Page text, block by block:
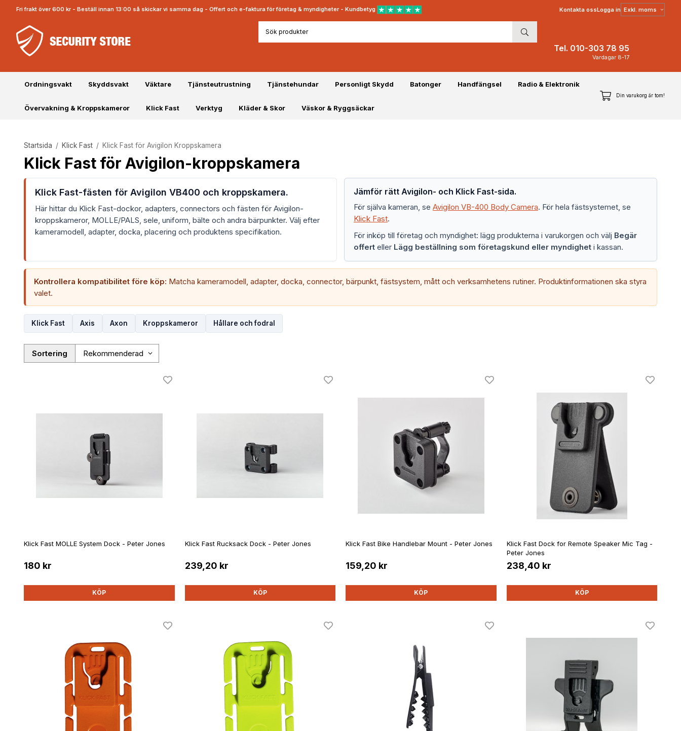
Fri frakt över 600 kr - Beställ innan 13:00 så skickar vi samma dag - Offert och e-faktura för företag & myndigheter - Kundbetyg Kontakta ossLogga in Välj
moms
Tel. 010-303 78 95
Vardagar 8-17
Ordningsvakt Skyddsvakt Väktare Tjänsteutrustning Tjänstehundar Personligt Skydd Batonger Handfängsel Radio & Elektronik
Övervakning & Kroppskameror Klick Fast Verktyg Kläder & Skor Väskor & Ryggsäckar
Din varukorg är tom!
Startsida / Klick Fast / Klick Fast för Avigilon Kroppskamera
Klick Fast för Avigilon-kroppskamera
Klick Fast-fästen för Avigilon VB400 och kroppskamera.
Här hittar du Klick Fast-dockor, adapters, connectors och fästen för Avigilon-
kroppskameror, MOLLE/PALS, sele, uniform, bälte och andra bärpunkter. Välj efter
kameramodell, adapter, docka, placering och produktens specifikation.
Jämför rätt Avigilon- och Klick Fast-sida.
För själva kameran, se Avigilon VB-400 Body Camera. För hela fästsystemet, se
Klick Fast.
För inköp till företag och myndighet: lägg produkterna i varukorgen och välj Begär
offert eller Lägg beställning som företagskund eller myndighet i kassan.
Kontrollera kompatibilitet före köp: Matcha kameramodell, adapter, docka, connector, bärpunkt, fästsystem, mått och verksamhetens rutiner. Produktinformationen ska styra
valet.
Klick Fast Axis Axon Kroppskameror Hållare och fodral
Sortering
Klick Fast MOLLE System Dock - Peter Jones
180 kr
KÖP
Klick Fast Rucksack Dock - Peter Jones
239,20 kr
KÖP
Klick Fast Bike Handlebar Mount - Peter Jones
159,20 kr
KÖP
Klick Fast Dock for Remote Speaker Mic Tag -
Peter Jones
238,40 kr
KÖP